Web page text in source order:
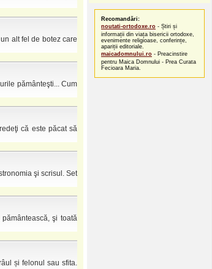
alt fel de botez care
pământeşti... Cum
că este păcat să
şi scrisul. Set
şi toată
și felonul sau sfita.
Recomandări:
noutati-ortodoxe.ro - Știri și
informații din viața bisericii ortodoxe,
evenimente religioase, conferințe,
apariții editoriale.
maicadomnului.ro - Preacinstire
pentru Maica Domnului - Prea Curata
Fecioara Maria.